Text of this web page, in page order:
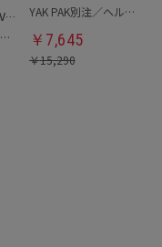
SUIT SQUARE／UNIVERSAL LANGUAGE
春夏／涼しい最高パンツ
YAK PAK別注／ヘルメットバッグ
￥ 7,645
￥15,290